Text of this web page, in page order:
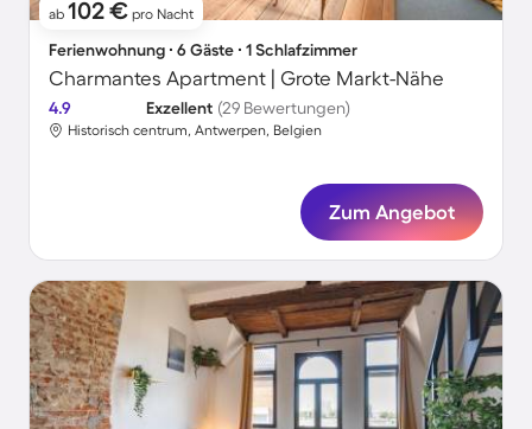
ab 102 € pro Nacht
Ferienwohnung ∙ 6 Gäste ∙ 1 Schlafzimmer
Charmantes Apartment | Grote Markt-Nähe
4.9 Exzellent (29 Bewertungen)
Historisch centrum, Antwerpen, Belgien
Zum Angebot